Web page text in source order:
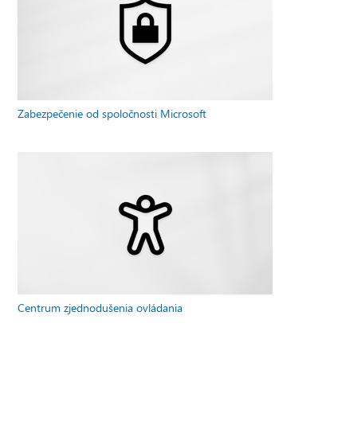
Zabezpečenie od spoločnosti Microsoft
Centrum zjednodušenia ovládania